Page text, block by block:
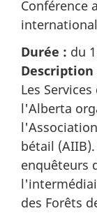
Conférence
Durée : du
Description
Les
l'Alberta
bétail
enquêteurs
des Forêts